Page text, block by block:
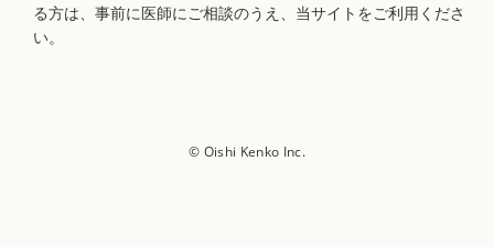
る方は、事前に医師にご相談のうえ、当サイトをご利用くださ
い。
© Oishi Kenko Inc.